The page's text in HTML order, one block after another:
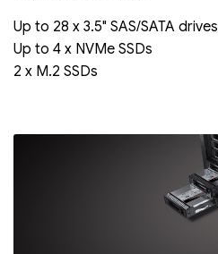
Up to 28 x 3.5" SAS/SATA drives
Up to 4 x NVMe SSDs
2 x M.2 SSDs